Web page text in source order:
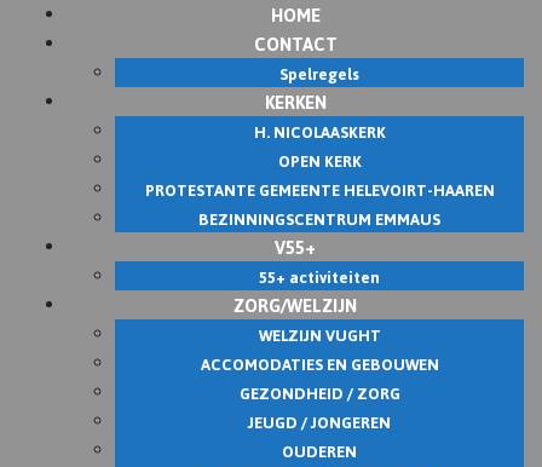
HOME
CONTACT
Spelregels
KERKEN
H. NICOLAASKERK
OPEN KERK
PROTESTANTE GEMEENTE HELEVOIRT-HAAREN
BEZINNINGSCENTRUM EMMAUS
V55+
55+ activiteiten
ZORG/WELZIJN
WELZIJN VUGHT
ACCOMODATIES EN GEBOUWEN
GEZONDHEID / ZORG
JEUGD / JONGEREN
OUDEREN